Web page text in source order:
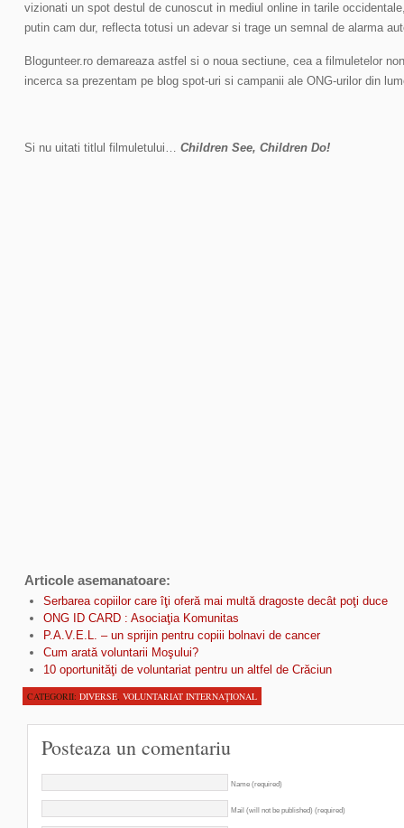
vizionati un spot destul de cunoscut in mediul online in tarile
putin cam dur, reflecta totusi un adevar si trage un semnal de alarma
Blogunteer.ro demareaza astfel si o noua sectiune, cea a filmuletelor
incerca sa prezentam pe blog spot-uri si campanii ale ONG-urilor din
Si nu uitati titlul filmuletului… Children See, Children Do!
Articole asemanatoare:
Serbarea copiilor care îţi oferă mai multă dragoste decât poţi duce
ONG ID CARD : Asociaţia Komunitas
P.A.V.E.L. – un sprijin pentru copiii bolnavi de cancer
Cum arată voluntarii Moşului?
10 oportunităţi de voluntariat pentru un altfel de Crăciun
CATEGORII: DIVERSE, VOLUNTARIAT INTERNAŢIONAL
Posteaza un comentariu
Name (required)
Mail (will not be published) (required)